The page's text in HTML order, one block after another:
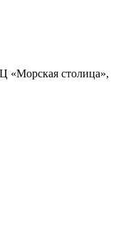
«Морская столица»,